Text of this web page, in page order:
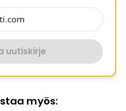
uutiskirje
myös: